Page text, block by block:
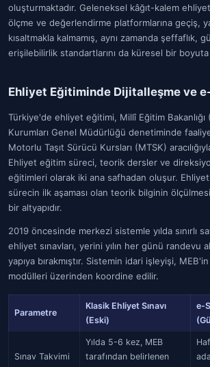
oluşturmaktadır. Geleneksel kâğıt-kalem
ölçme ve değerlendirme platformlarına geçiş,
kısaltmakla kalmamış, aynı zamanda şeffaflık,
erişilebilirlik standartlarını da küresel bir boyuta
Ehliyet Eğitiminde Dijitalleşme ve e-
Türkiye'de ehliyet eğitimi, Millî Eğitim
Kurumları Genel Müdürlüğü denetiminde
Motorlu Taşıt Sürücü Kursları (MTSK)
Ehliyet eğitim süreci, teorik dersler ve
eğitimleri olarak iki ana safhadan oluşur.
sürecin ilk aşaması olan teorik bilginin
bir altyapıdır.
2019 öncesinde merkezi sistemle yılda sınırlı
ehliyet sınavları, yerini yılın her günü randevu
yapıya bırakmıştır. Sistemin idari işleyişi,
modülleri üzerinden koordine edilir.
Parametre
Klasik Ehliyet Sınavı
(Eski)
e-
Sınav Takvimi
Yılda 5-6 kez, MEB
tarafından belirlenen